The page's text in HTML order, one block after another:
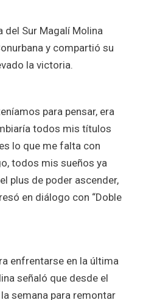
del Sur Magalí Molina
y compartió su
la victoria.
para pensar, era
todos mis títulos
lo que me falta con
todos mis sueños ya
plus de poder ascender,
en diálogo con “Doble
enfrentarse en la última
señaló que desde el
semana para remontar